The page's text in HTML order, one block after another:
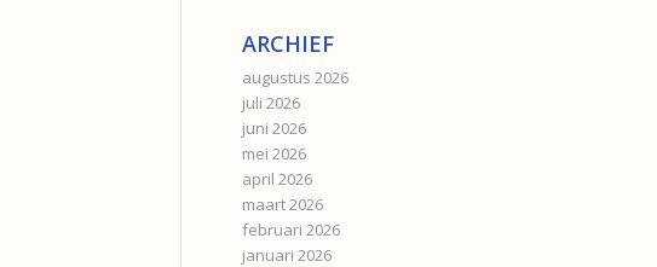
ARCHIEF
augustus 2026
juli 2026
juni 2026
mei 2026
april 2026
maart 2026
februari 2026
januari 2026